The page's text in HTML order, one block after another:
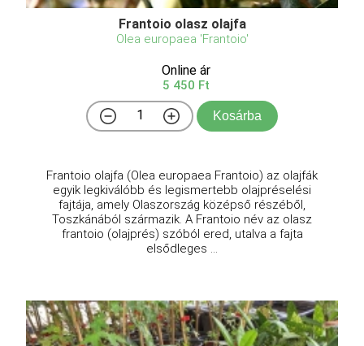
Frantoio olasz olajfa
Olea europaea 'Frantoio'
Online ár
5 450 Ft
Kosárba
Frantoio olajfa (Olea europaea Frantoio) az olajfák
egyik legkiválóbb és legismertebb olajpréselési
fajtája, amely Olaszország középső részéből,
Toszkánából származik. A Frantoio név az olasz
frantoio (olajprés) szóból ered, utalva a fajta
elsődleges ...